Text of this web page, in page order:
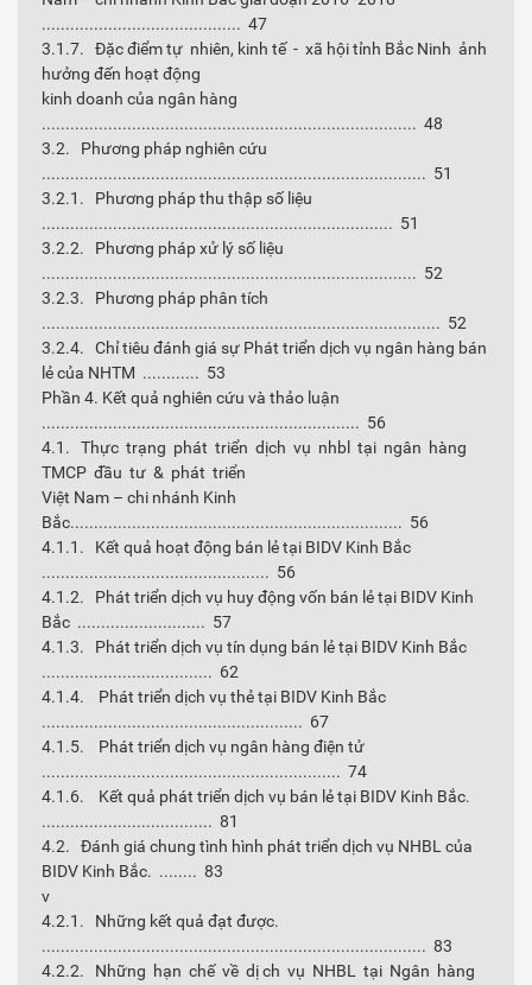
.......................................... 47
3.1.7. Đặc điểm tự nhiên, kinh tế - xã hội tỉnh Bắc Ninh ảnh
hưởng đến hoạt động
kinh doanh của ngân hàng
............................................................................... 48
3.2. Phương pháp nghiên cứu
................................................................................. 51
3.2.1. Phương pháp thu thập số liệu
.......................................................................... 51
3.2.2. Phương pháp xử lý số liệu
............................................................................... 52
3.2.3. Phương pháp phân tích
.................................................................................... 52
3.2.4. Chỉ tiêu đánh giá sự Phát triển dịch vụ ngân hàng bán
lẻ của NHTM ............ 53
Phần 4. Kết quả nghiên cứu và thảo luận
................................................................... 56
4.1. Thực trạng phát triển dịch vụ nhbl tại ngân hàng
TMCP đầu tư & phát triển
Việt Nam – chi nhánh Kinh
Bắc...................................................................... 56
4.1.1. Kết quả hoạt động bán lẻ tại BIDV Kinh Bắc
................................................ 56
4.1.2. Phát triển dịch vụ huy động vốn bán lẻ tại BIDV Kinh
Bắc ........................... 57
4.1.3. Phát triển dịch vụ tín dụng bán lẻ tại BIDV Kinh Bắc
.................................... 62
4.1.4. Phát triển dịch vụ thẻ tại BIDV Kinh Bắc
....................................................... 67
4.1.5. Phát triển dịch vụ ngân hàng điện tử
............................................................... 74
4.1.6. Kết quả phát triển dịch vụ bán lẻ tại BIDV Kinh Bắc.
.................................... 81
4.2. Đánh giá chung tình hình phát triển dịch vụ NHBL của
BIDV Kinh Bắc. ........ 83
v
4.2.1. Những kết quả đạt được.
................................................................................. 83
4.2.2. Những hạn chế về dị ch vụ NHBL tại Ngân hàng